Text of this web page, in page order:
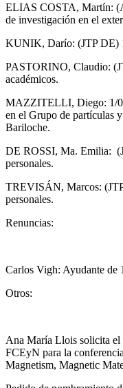
ELIAS COSTA, Martín:
de investigación en el
KUNIK, Darío: (JTP DE)
PASTORINO, Claudio:
académicos.
MAZZITELLI, Diego: 1/
en el Grupo de partículas
Bariloche.
DE ROSSI, Ma. Emilia:
personales.
TREVISÁN, Marcos:
personales.
Renuncias:
Carlos Vigh: Ayudante de
Otros:
Ana María Llois solicita el
FCEyN para la
Magnetism, Magnetic